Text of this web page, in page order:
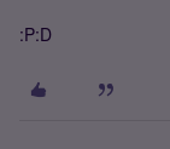
:P:D